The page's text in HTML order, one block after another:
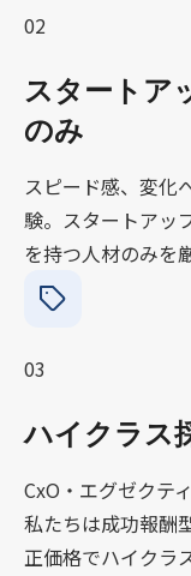
02
スタートア
のみ
スピード感、変化
験。スタートアッ
を持つ人材のみを
03
ハイクラス
CxO・エグゼクテ
私たちは成功報酬
正価格でハイクラ